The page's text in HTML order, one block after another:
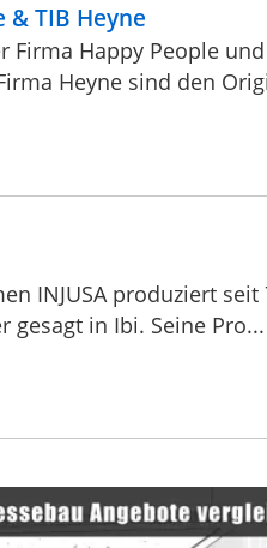
TIB Heyne
Happy People
Heyne sind den
INJUSA produziert seit
gesagt in Ibi. Seine Pro...